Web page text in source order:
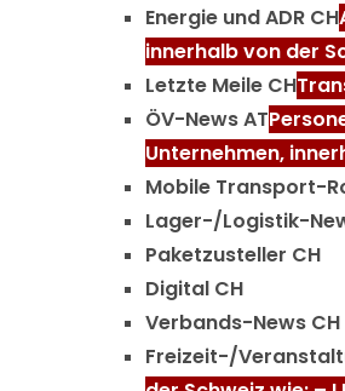
Energie und ADR CH
innerhalb von der
Letzte Meile CH
ÖV-News AT
Unternehmen,
Mobile Transport-
Lager-/Logistik-
Paketzusteller CH
Digital CH
Verbands-News CH
Freizeit-/